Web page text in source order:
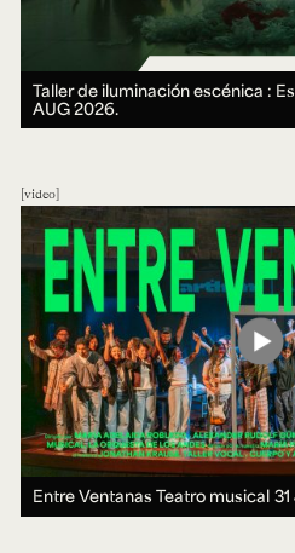
Taller de iluminación escénica :
AUG 2026.
video
Entre Ventanas Teatro musical